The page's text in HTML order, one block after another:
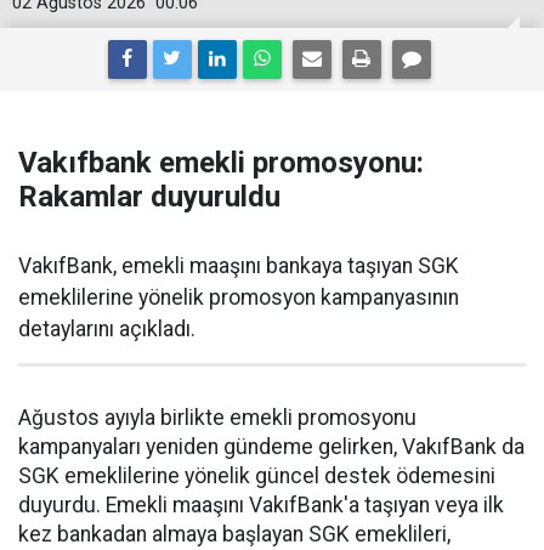
Vakıfbank emekli promosyonu:
Rakamlar duyuruldu
VakıfBank, emekli maaşını bankaya taşıyan SGK
emeklilerine yönelik promosyon kampanyasının
detaylarını açıkladı.
Ağustos ayıyla birlikte emekli promosyonu
kampanyaları yeniden gündeme gelirken, VakıfBank da
SGK emeklilerine yönelik güncel destek ödemesini
duyurdu. Emekli maaşını VakıfBank'a taşıyan veya ilk
kez bankadan almaya başlayan SGK emeklileri,